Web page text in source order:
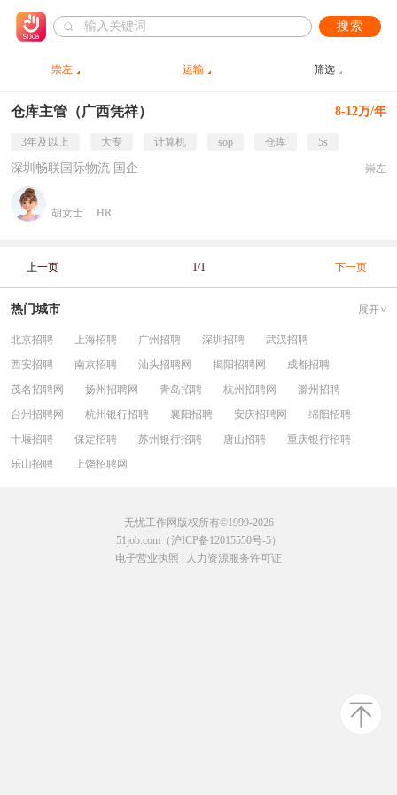
搜索
崇左 运输 筛选
仓库主管（广西凭祥） 8-12万/年
3年及以上 大专 计算机 sop 仓库 5s
深圳畅联国际物流 国企 崇左
胡女士 HR
上一页 1/1 下一页
热门城市 展开
北京招聘 上海招聘 广州招聘 深圳招聘
武汉招聘
西安招聘
南京招聘 汕头招聘网 揭阳招聘网
成都招聘
茂名招聘网
扬州招聘网 青岛招聘 杭州招聘网
滁州招聘
台州招聘网
杭州银行招聘 襄阳招聘 安庆招聘网
绵阳招聘
十堰招聘
保定招聘 苏州银行招聘 唐山招聘
重庆银行招聘
乐山招聘
上饶招聘网
无忧工作网版权所有©1999-2026
51job.com（沪ICP备12015550号-5）
电子营业执照
人力资源服务许可证